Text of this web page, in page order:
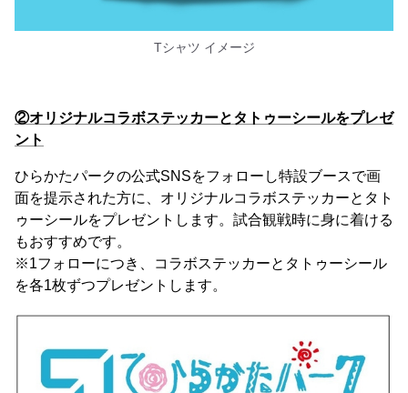
Tシャツ イメージ
②オリジナルコラボステッカーとタトゥーシールをプレゼ
ント
ひらかたパークの公式SNSをフォローし特設ブースで画
面を提示された方に、オリジナルコラボステッカーとタト
ゥーシールをプレゼントします。試合観戦時に身に着ける
もおすすめです。
※1フォローにつき、コラボステッカーとタトゥーシール
を各1枚ずつプレゼントします。